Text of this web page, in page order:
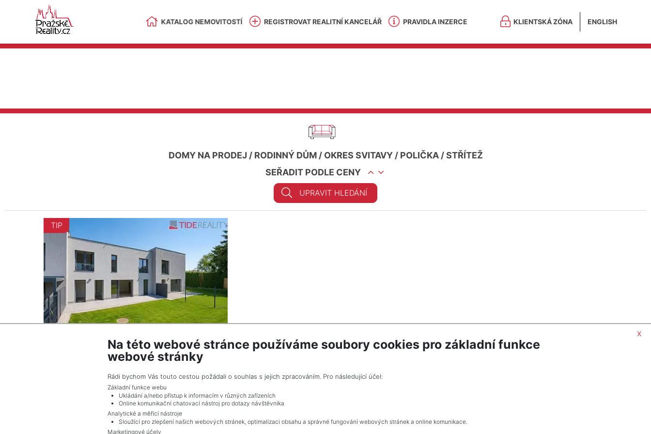
KATALOG NEMOVITOSTÍ REGISTROVAT REALITNÍ KANCELÁŘ PRAVIDLA INZERCE KLIENTSKÁ ZÓNA ENGLISH
DOMY NA PRODEJ / RODINNÝ DŮM/ OKRES SVITAVY/ POLIČKA/STŘÍTEŽ
SEŘADIT PODLE CENY
UPRAVIT HLEDÁNÍ
TIP
Dům na prodej / rodinný dům / 147 m2
18 800 000 Kč (za nemovitost) Cena + provize
RK, Cena k jednání
x
Na této webové stránce používáme soubory cookies pro základní funkce
webové stránky
Rádi bychom Vás touto cestou požádali o souhlas s jejich zpracováním. Pro následující účel:
Základní funkce webu
Ukládání a/nebo přístup k informacím v různých zařízeních
Online komunikační chatovací nástroj pro dotazy návštěvníka
Analytické a měřící nástroje
Sloužící pro zlepšení našich webových stránek, optimalizaci obsahu a správné fungování webových stránek a online komunikace.
Marketingové účely